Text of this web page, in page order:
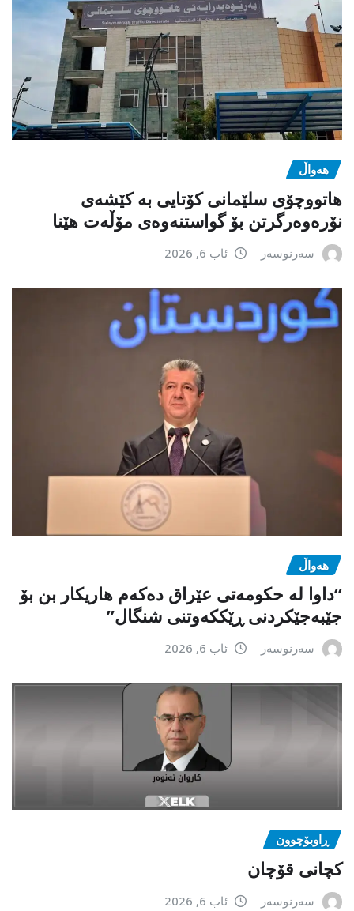
هەواڵ
هاتووچۆی سلێمانی کۆتایی بە کێشەی
نۆرەوەرگرتن بۆ گواستنەوەی مۆڵەت هێنا
سەرنوسەر ئاب 6, 2026
هەواڵ
“داوا لە حكومەتی عێراق دەكەم هاریكار بن بۆ
جێبەجێكردنی ڕێككەوتنی شنگال”
سەرنوسەر ئاب 6, 2026
ڕاوبۆچوون
کچانی قۆچان
سەرنوسەر ئاب 6, 2026